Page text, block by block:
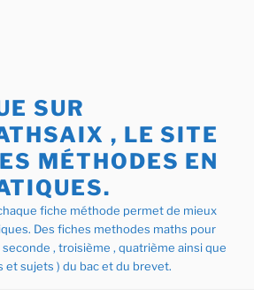
SUR
, LE SITE
MÉTHODES EN
fiche méthode permet de mieux
Des fiches methodes maths pour
, troisième , quatrième ainsi que
et sujets ) du bac et du brevet.